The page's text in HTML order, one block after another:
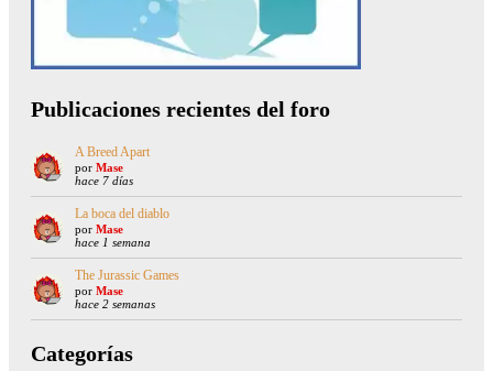
Publicaciones recientes del foro
A Breed Apart
por Mase
hace 7 días
La boca del diablo
por Mase
hace 1 semana
The Jurassic Games
por Mase
hace 2 semanas
Categorías